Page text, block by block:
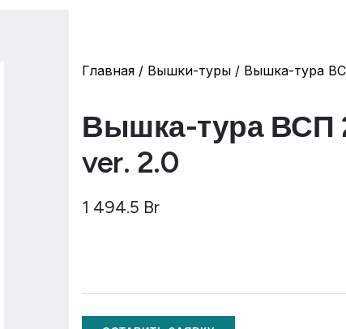
Главная / Вышки-туры / Вышка-тура
Вышка-тура ВСП
ver. 2.0
1 494.5 Br